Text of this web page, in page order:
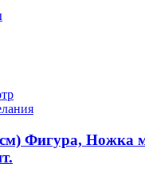
Фигура, Ножка